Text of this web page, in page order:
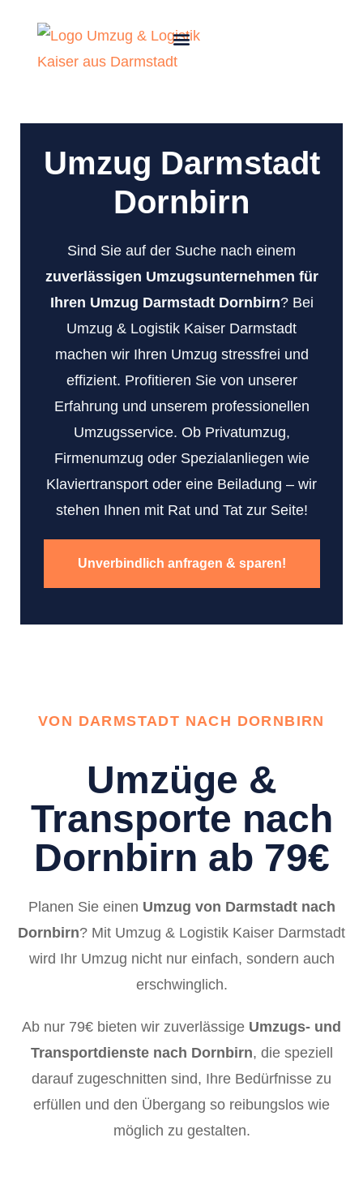
Umzug Darmstadt
Dornbirn
Sind Sie auf der Suche nach einem
zuverlässigen Umzugsunternehmen für
Ihren Umzug Darmstadt Dornbirn? Bei
Umzug & Logistik Kaiser Darmstadt
machen wir Ihren Umzug stressfrei und
effizient. Profitieren Sie von unserer
Erfahrung und unserem professionellen
Umzugsservice. Ob Privatumzug,
Firmenumzug oder Spezialanliegen wie
Klaviertransport oder eine Beiladung – wir
stehen Ihnen mit Rat und Tat zur Seite!
Unverbindlich anfragen & sparen!
VON DARMSTADT NACH DORNBIRN
Umzüge &
Transporte nach
Dornbirn ab 79€
Planen Sie einen Umzug von Darmstadt nach
Dornbirn? Mit Umzug & Logistik Kaiser Darmstadt
wird Ihr Umzug nicht nur einfach, sondern auch
erschwinglich.
Ab nur 79€ bieten wir zuverlässige Umzugs- und
Transportdienste nach Dornbirn, die speziell
darauf zugeschnitten sind, Ihre Bedürfnisse zu
erfüllen und den Übergang so reibungslos wie
möglich zu gestalten.